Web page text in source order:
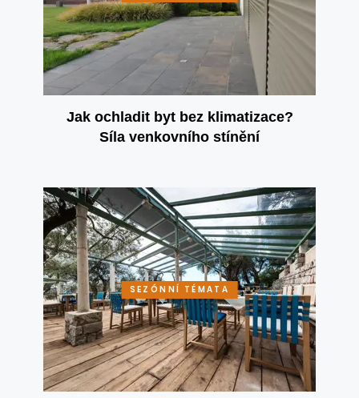
Jak ochladit byt bez klimatizace?
Síla venkovního stínění
SEZÓNNÍ TÉMATA